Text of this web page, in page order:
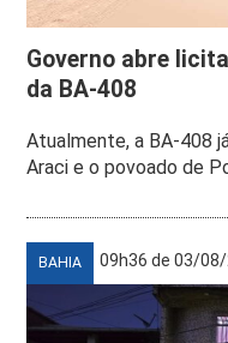
Governo abre
da BA-408
Atualmente, a BA-408
Araci e o povoado de
BAHIA 09h36 de 03/